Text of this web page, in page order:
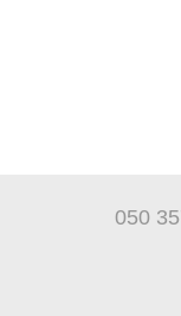
050